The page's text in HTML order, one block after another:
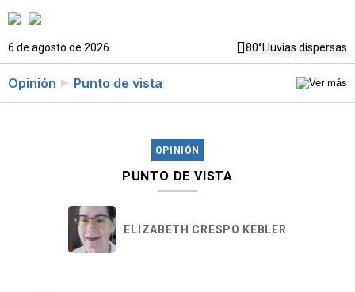
6 de agosto de 2026 80°Lluvias dispersas
Opinión Punto de vista
OPINIÓN
PUNTO DE VISTA
ELIZABETH CRESPO KEBLER